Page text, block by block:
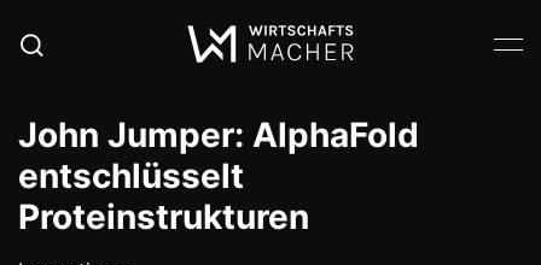
John Jumper: AlphaFold
entschlüsselt
Proteinstrukturen